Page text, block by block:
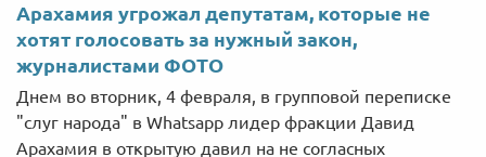
Арахамия угрожал депутатам, которые не
хотят голосовать за нужный закон,
журналистами ФОТО
Днем во вторник, 4 февраля, в групповой переписке
"слуг народа" в Whatsapp лидер фракции Давид
Арахамия в открытую давил на не согласных